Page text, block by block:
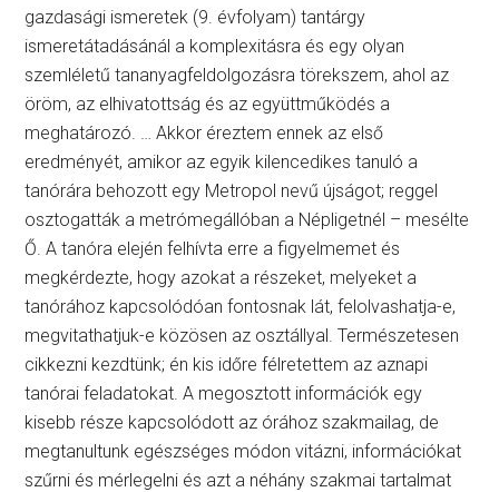
gazdasági ismeretek (9. évfolyam) tantárgy
ismeretátadásánál a komplexitásra és egy olyan
szemléletű tananyagfeldolgozásra törekszem, ahol az
öröm, az elhivatottság és az együttműködés a
meghatározó. … Akkor éreztem ennek az első
eredményét, amikor az egyik kilencedikes tanuló a
tanórára behozott egy Metropol nevű újságot; reggel
osztogatták a metrómegállóban a Népligetnél – mesélte
Ő. A tanóra elején felhívta erre a figyelmemet és
megkérdezte, hogy azokat a részeket, melyeket a
tanórához kapcsolódóan fontosnak lát, felolvashatja-e,
megvitathatjuk-e közösen az osztállyal. Természetesen
cikkezni kezdtünk; én kis időre félretettem az aznapi
tanórai feladatokat. A megosztott információk egy
kisebb része kapcsolódott az órához szakmailag, de
megtanultunk egészséges módon vitázni, információkat
szűrni és mérlegelni és azt a néhány szakmai tartalmat